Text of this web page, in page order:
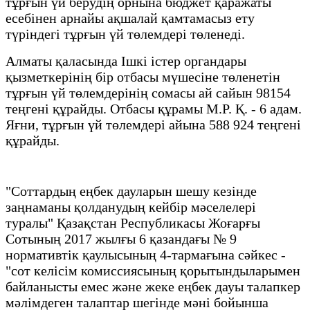
есебінен арнайы ақшалай қамтамасыз ету
түріндегі тұрғын үй төлемдері төленеді.
Алматы қаласында Ішкі істер органдары
қызметкерінің бір отбасы мүшесіне төленетін
тұрғын үй төлемдерінің сомасы ай сайын 98154
теңгені құрайды. Отбасы құрамы М.Р. Қ. - 6 адам.
Яғни, тұрғын үй төлемдері айына 588 924 теңгені
құрайды.
"Соттардың еңбек дауларын шешу кезінде
заңнаманы қолданудың кейбір мәселелері
туралы" Қазақстан Республикасы Жоғарғы
Сотының 2017 жылғы 6 қазандағы № 9
нормативтік қаулысының 4-тармағына сәйкес -
"сот келісім комиссиясының қорытындыларымен
байланысты емес және жеке еңбек дауы талапкер
мәлімдеген талаптар шегінде мәні бойынша